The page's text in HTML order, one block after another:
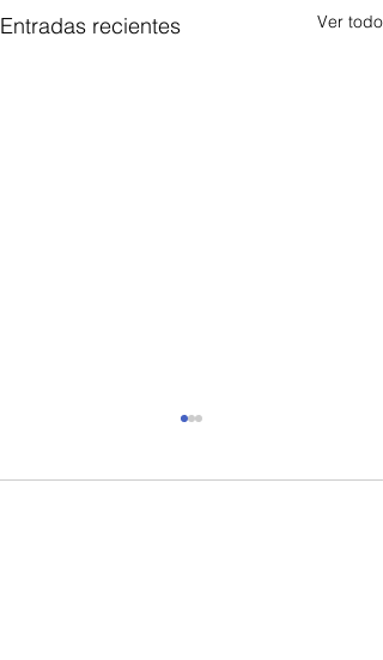
Entradas recientes Ver todo